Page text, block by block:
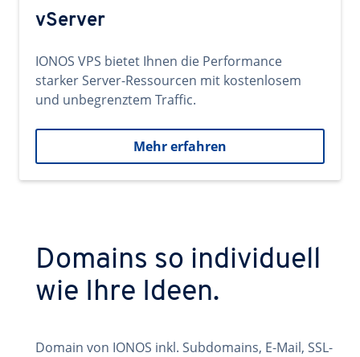
vServer
IONOS VPS bietet Ihnen die Performance
starker Server-Ressourcen mit kostenlosem
und unbegrenztem Traffic.
Mehr erfahren
Domains so individuell
wie Ihre Ideen.
Domain von IONOS inkl. Subdomains, E-Mail, SSL-